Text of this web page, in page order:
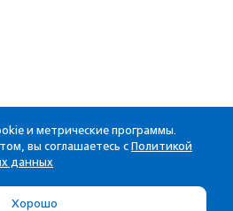
и метрические программы.
вы соглашаетесь с Политикой
данных
Хорошо